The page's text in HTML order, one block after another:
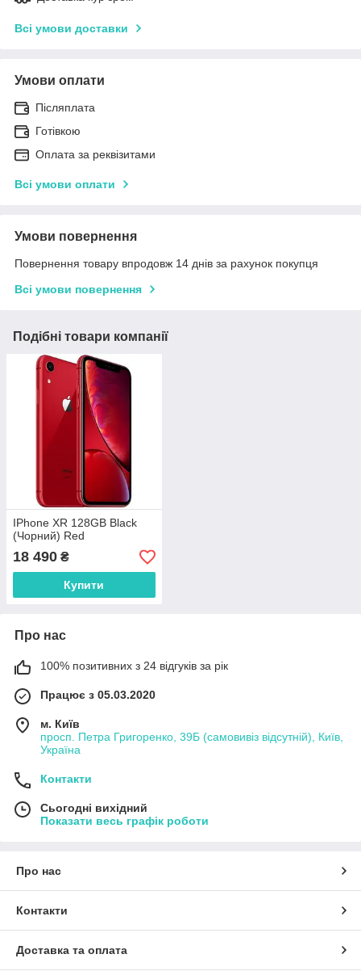
Всі умови доставки
Умови оплати
Післяплата
Готівкою
Оплата за реквізитами
Всі умови оплати
Умови повернення
Повернення товару впродовж 14 днів за рахунок покупця
Всі умови повернення
Подібні товари компанії
IPhone XR 128GB Black
(Чорний) Red
18 490 ₴
Купити
Про нас
100% позитивних з 24 відгуків за рік
Працює з 05.03.2020
м. Київ
просп. Петра Григоренко, 39Б (самовивіз відсутній), Київ,
Україна
Контакти
Сьогодні вихідний
Показати весь графік роботи
Про нас
Контакти
Доставка та оплата